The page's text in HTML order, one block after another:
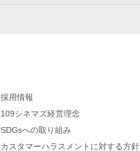
採用情報
109シネマズ経営理念
SDGsへの取り組み
カスタマーハラスメントに対する方針